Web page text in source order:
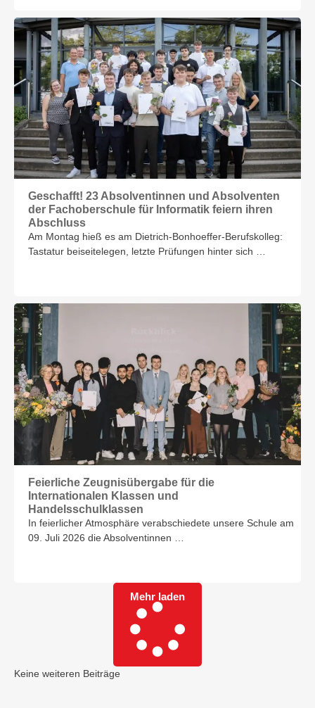
Geschafft! 23 Absolventinnen und Absolventen
der Fachoberschule für Informatik feiern ihren
Abschluss
Am Montag hieß es am Dietrich-Bonhoeffer-Berufskolleg:
Tastatur beiseitelegen, letzte Prüfungen hinter sich …
Feierliche Zeugnisübergabe für die
Internationalen Klassen und
Handelsschulklassen
In feierlicher Atmosphäre verabschiedete unsere Schule am
09. Juli 2026 die Absolventinnen …
Mehr laden
Keine weiteren Beiträge